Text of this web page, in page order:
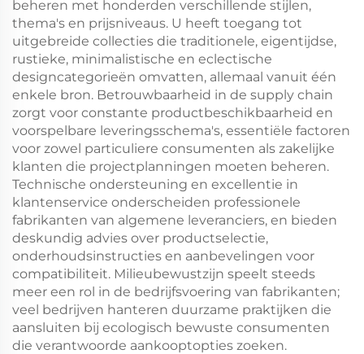
beheren met honderden verschillende stijlen,
thema's en prijsniveaus. U heeft toegang tot
uitgebreide collecties die traditionele, eigentijdse,
rustieke, minimalistische en eclectische
designcategorieën omvatten, allemaal vanuit één
enkele bron. Betrouwbaarheid in de supply chain
zorgt voor constante productbeschikbaarheid en
voorspelbare leveringsschema's, essentiële factoren
voor zowel particuliere consumenten als zakelijke
klanten die projectplanningen moeten beheren.
Technische ondersteuning en excellentie in
klantenservice onderscheiden professionele
fabrikanten van algemene leveranciers, en bieden
deskundig advies over productselectie,
onderhoudsinstructies en aanbevelingen voor
compatibiliteit. Milieubewustzijn speelt steeds
meer een rol in de bedrijfsvoering van fabrikanten;
veel bedrijven hanteren duurzame praktijken die
aansluiten bij ecologisch bewuste consumenten
die verantwoorde aankooptopties zoeken.